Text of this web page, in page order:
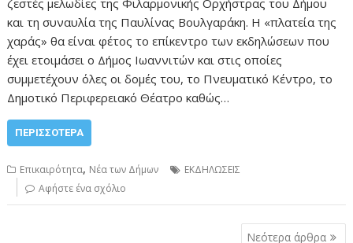
ζεστές μελωδίες της Φιλαρμονικής Ορχήστρας του Δήμου
και τη συναυλία της Παυλίνας Βουλγαράκη. Η «πλατεία της
χαράς» θα είναι φέτος το επίκεντρο των εκδηλώσεων που
έχει ετοιμάσει ο Δήμος Ιωαννιτών και στις οποίες
συμμετέχουν όλες οι δομές του, το Πνευματικό Κέντρο, το
Δημοτικό Περιφερειακό Θέατρο καθώς…
ΠΕΡΙΣΣΌΤΕΡΑ
Επικαιρότητα, Νέα των Δήμων
ΕΚΔΗΛΩΣΕΙΣ
Αφήστε ένα σχόλιο
Νεότερα άρθρα